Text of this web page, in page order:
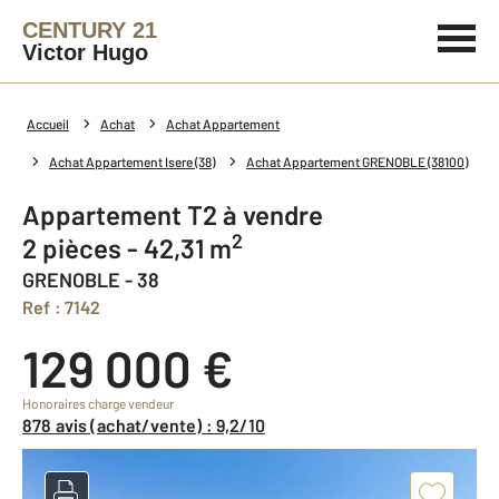
CENTURY 21
Victor Hugo
Accueil Achat Achat Appartement
Achat Appartement Isere (38) Achat Appartement GRENOBLE (38100)
Appartement T2 à vendre
2 pièces - 42,31 m2
GRENOBLE - 38
Ref : 7142
129 000 €
Honoraires charge vendeur
878 avis (achat/vente) : 9,2/10